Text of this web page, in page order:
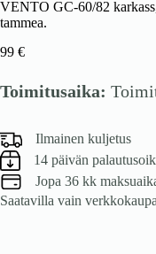
VENTO GC-60/82
tammea.
99 €
Toimitusaika:
Ilmainen kuljetus
14 päivän
Jopa 36 kk
Saatavilla vain